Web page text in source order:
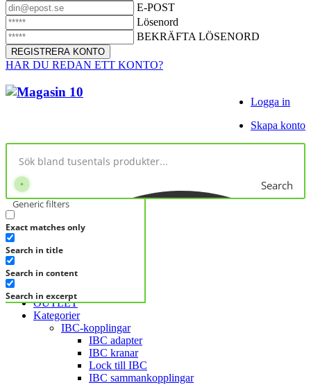
E-POST
Lösenord
BEKRÄFTA LÖSENORD
HAR DU REDAN ETT KONTO?
Logga in
Skapa konto
Search
Generic filters
Exact matches only
Search in title
Search in content
Search in excerpt
KATEGORIER
FRÅGA DIREKT
OUTLET
Kategorier
IBC-kopplingar
IBC adapter
IBC kranar
Lock till IBC
IBC sammankopplingar